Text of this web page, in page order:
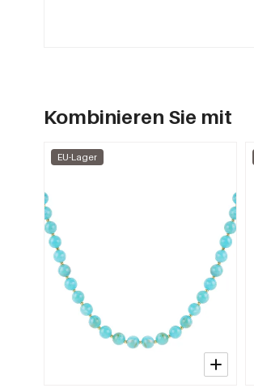
Kombinieren Sie mit
EU-Lager